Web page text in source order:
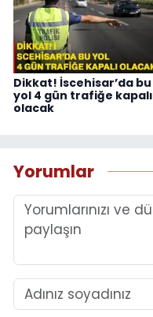
Dikkat! İscehisar’da bu
yol 4 gün trafiğe kapalı
olacak
Yorumlar